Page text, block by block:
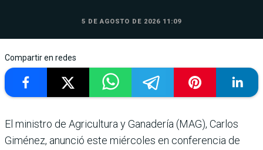
5 DE AGOSTO DE 2026 11:09
Compartir en redes
El ministro de Agricultura y Ganadería (MAG), Carlos
Giménez, anunció este miércoles en conferencia de